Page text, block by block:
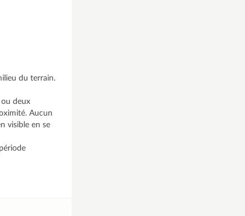
du terrain.
deux
Aucun
visible en se